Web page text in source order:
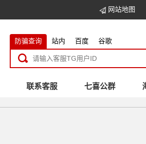
网站地图
防骗查询 站内 百度 谷歌
联系客服 七喜公群